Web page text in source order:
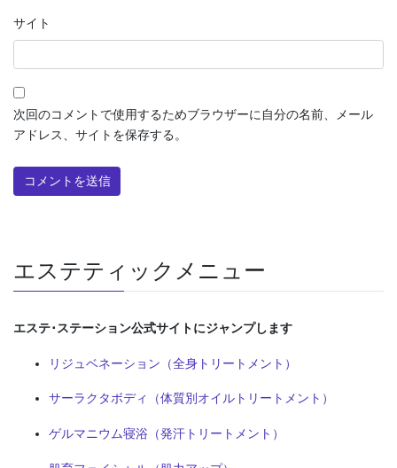
サイト
次回のコメントで使用するためブラウザーに自分の名前、メール
アドレス、サイトを保存する。
エステティックメニュー
エステ･ステーション公式サイトにジャンプします
リジュベネーション（全身トリートメント）
サーラクタボディ（体質別オイルトリートメント）
ゲルマニウム寝浴（発汗トリートメント）